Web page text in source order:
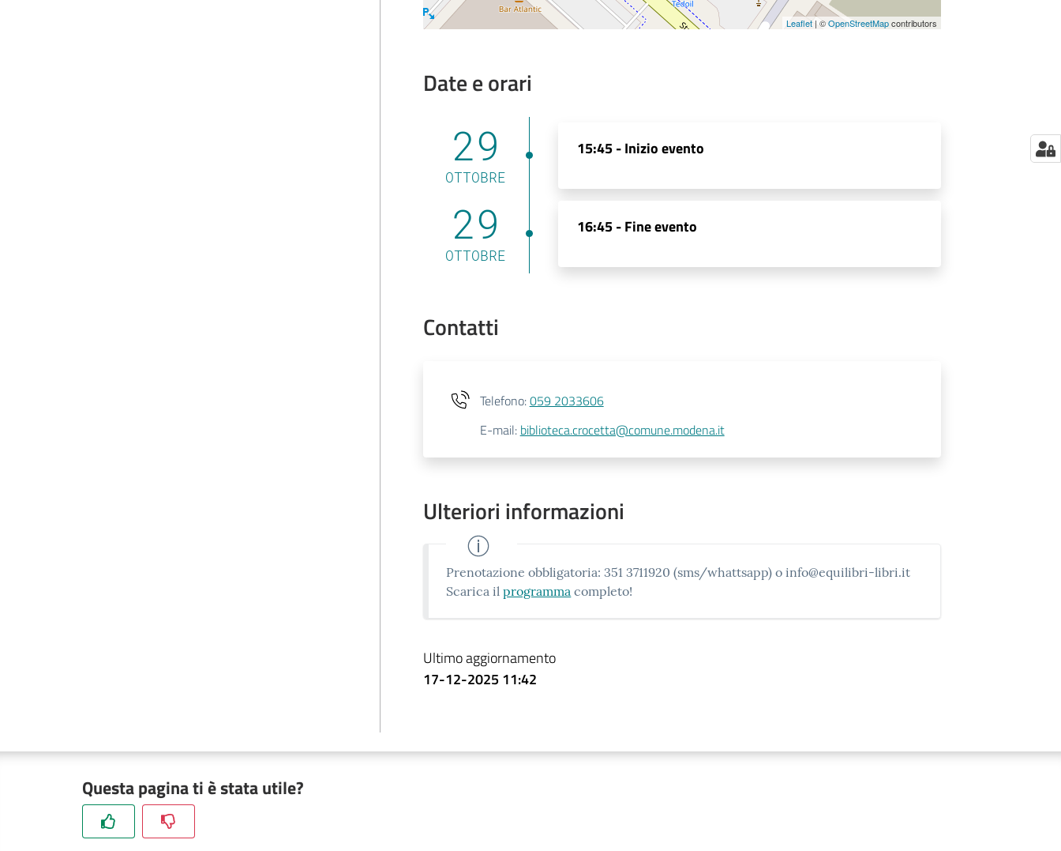
Leaflet| ©OpenStreetMapcontributors
Date e orari
29
OTTOBRE
15:45 -Inizio evento
29
OTTOBRE
16:45 -Fine evento
Contatti
Telefono:059 2033606
E-mail: biblioteca.crocetta@comune.modena.it
Ulteriori informazioni
Prenotazione obbligatoria: 351 3711920 (sms/whattsapp) o info@equilibri-libri.it
Scarica ilprogramma completo!
Ultimo aggiornamento
17-12-2025 11:42
Questa pagina ti è stata utile?